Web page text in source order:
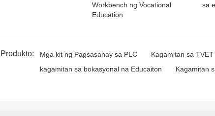
Workbench ng Vocational
Education
sa
Mga kit ng Pagsasanay sa PLC Kagamitan sa TVET
kagamitan sa bokasyonal na Educaiton
Kagamitan